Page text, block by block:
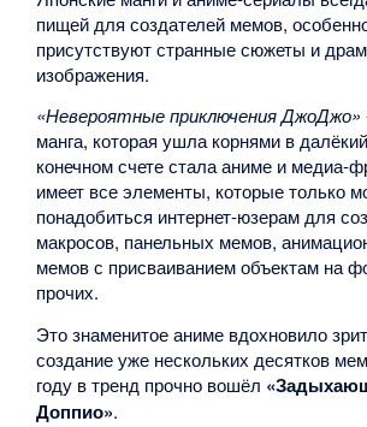
пищей для создателей мемов,
присутствуют странные сюжеты и
изображения.
«Невероятные приключения ДжоДжо»
манга, которая ушла корнями в
конечном счете стала аниме и медиа-
имеет все элементы, которые только
понадобиться интернет-юзерам для
макросов, панельных мемов,
мемов с присваиванием объектам на
прочих.
Это знаменитое аниме вдохновило
создание уже нескольких десятков
году в тренд прочно вошёл
Доппио».